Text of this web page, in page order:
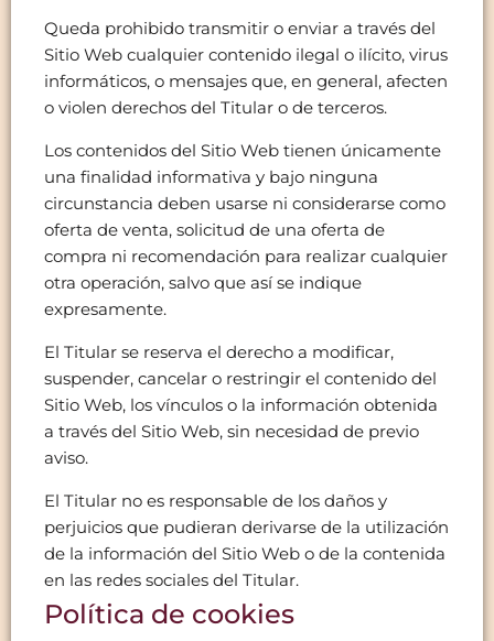
Queda prohibido transmitir o enviar a través del
Sitio Web cualquier contenido ilegal o ilícito, virus
informáticos, o mensajes que, en general, afecten
o violen derechos del Titular o de terceros.
Los contenidos del Sitio Web tienen únicamente
una finalidad informativa y bajo ninguna
circunstancia deben usarse ni considerarse como
oferta de venta, solicitud de una oferta de
compra ni recomendación para realizar cualquier
otra operación, salvo que así se indique
expresamente.
El Titular se reserva el derecho a modificar,
suspender, cancelar o restringir el contenido del
Sitio Web, los vínculos o la información obtenida
a través del Sitio Web, sin necesidad de previo
aviso.
El Titular no es responsable de los daños y
perjuicios que pudieran derivarse de la utilización
de la información del Sitio Web o de la contenida
en las redes sociales del Titular.
Política de cookies